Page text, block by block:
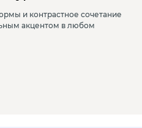
и контрастное сочетание
акцентом в любом